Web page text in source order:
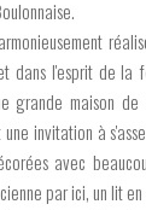
dans l'esprit de la
grande maison
invitation à
avec
par ici, un lit